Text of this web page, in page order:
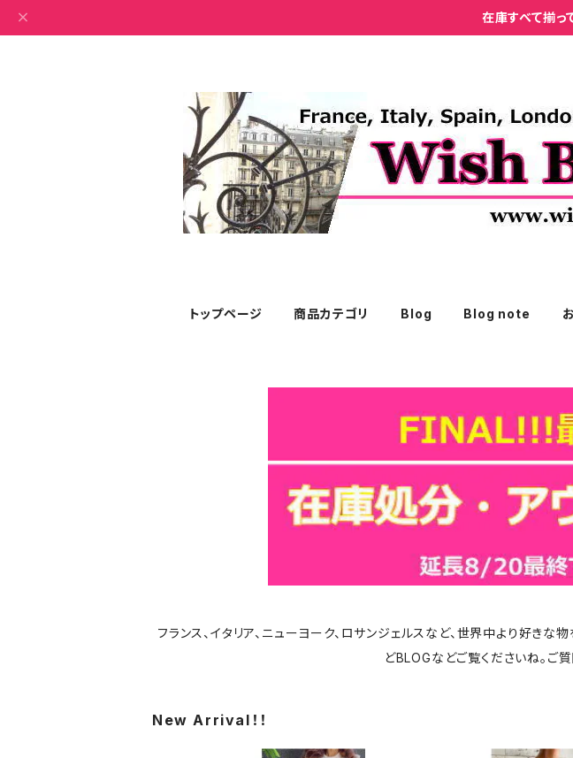
在庫すべて揃
トップページ 商品カテゴリ Blog Blog note
フランス、イタリア、ニューヨーク、ロサンジェルスなど、世界中より好きな
どBLOGなどご覧くださいね。ご
New Arrival！！